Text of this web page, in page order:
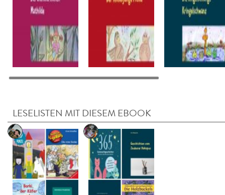
LESELISTEN MIT DIESEM EBOOK